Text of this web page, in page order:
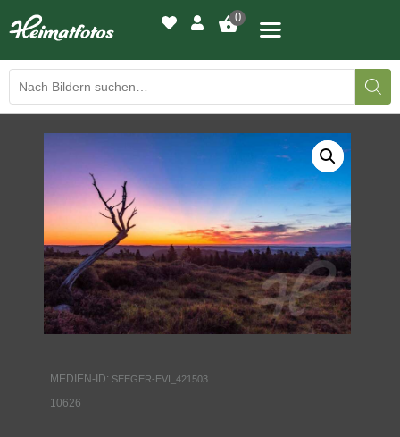
0
BILDERGALERIE
DRUCKQUALITÄTEN
LED-LEUCHTBILDER
WIR DRUCKEN IHR BILD
AUSSTELLUNGEN
MEDIEN-ID: SEEGER-EVI_421503
10626